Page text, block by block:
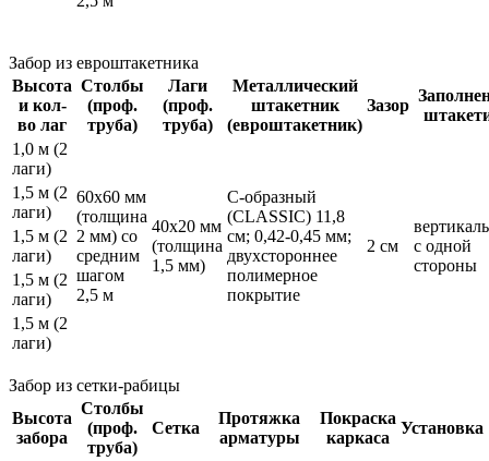
Забор из евроштакетника
Высота
и кол-
во лаг
Столбы
(проф.
труба)
Лаги
(проф.
труба)
Металлический
штакетник
(евроштакетник)
Зазор
1,0 м (2
лаги)
60х60 мм
(толщина
2 мм) со
средним
шагом
2,5 м
40х20 мм
(толщина
1,5 мм)
С-образный
(CLASSIC) 11,8
см; 0,42-0,45 мм;
двухстороннее
полимерное
покрытие
2 см
с одной
стороны
1,5 м (2
лаги)
1,5 м (2
лаги)
1,5 м (2
лаги)
1,5 м (2
лаги)
Забор из сетки-рабицы
Высота
забора
Столбы
(проф.
труба)
Сетка
Протяжка
арматуры
Покраска
каркаса
Установка